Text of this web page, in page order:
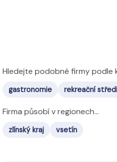
Hledejte podobné firmy podle
gastronomie rekreační
Firma působí v regionech...
zlínský kraj vsetín